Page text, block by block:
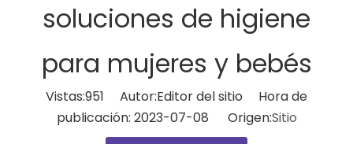
soluciones de higiene
para mujeres y bebés
Vistas:951 Autor:Editor del sitio Hora de
publicación: 2023-07-08 Origen:Sitio